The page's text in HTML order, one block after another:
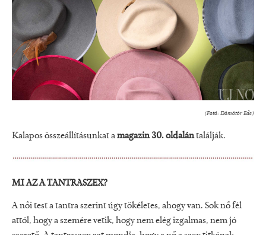
(Fotó: Dömötör Ede)
Kalapos összeállításunkat amagazin 30. oldalántalálják.
MI AZ A TANTRASZEX?
A női test a tantra szerint úgy tökéletes, ahogy van. Sok nő fél
attól, hogy a szemére vetik, hogy nem elég izgalmas, nem jó